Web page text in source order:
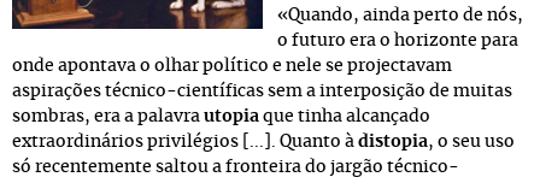
«Quando, ainda perto de nós,
o futuro era o horizonte para
onde apontava o olhar político e nele se projectavam
aspirações técnico-científicas sem a interposição de muitas
sombras, era a palavra utopia que tinha alcançado
extraordinários privilégios [...]. Quanto à distopia, o seu uso
só recentemente saltou a fronteira do jargão técnico-